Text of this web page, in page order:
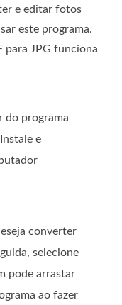
e editar fotos
este programa.
para JPG funciona
do programa
e
converter
selecione
pode arrastar
ao fazer